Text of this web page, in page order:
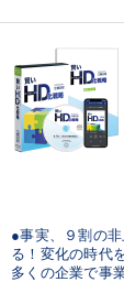
●事実、９割の
る！変化の時代
多くの企業で事